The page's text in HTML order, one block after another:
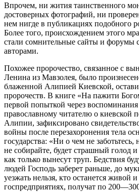
Впрочем, ни жития таинственного
достоверных фотографий, ни
нем нигде в публикациях подобного
Более того, происхождением этого
стали сомнительные сайты и форумы
авторами.
Похожее пророчество, связанное с
Ленина из Мавзолея, было
блаженной Алипией Киевской,
пророчеств. В книге «На пажити
первой попыткой через воспоминания
православному читателю о киевской
Алипии, зафиксировано
войны после перезахоронения тела
государства: «Ни о чем не
не собирайте, будет страшный голод
как только вынесут труп. Бедствия
людей Господь заберет раньше, до
уезжать нельзя, кто останется живой и
госпредприятиях, получат по